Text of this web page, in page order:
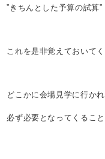
”きちんとした予算の試算”
これを是非覚えておいて
どこかに会場見学に行か
必ず必要となってくるこ